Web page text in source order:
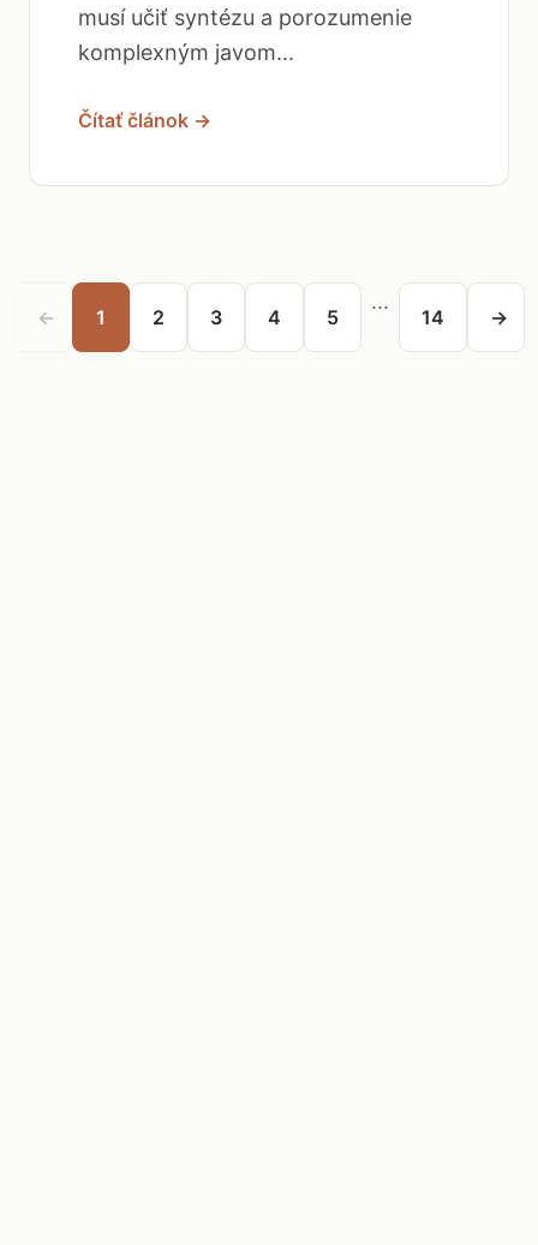
musí učiť syntézu a porozumenie
komplexným javom...
Čítať článok →
← 1 2 3 4 5
...
14 →